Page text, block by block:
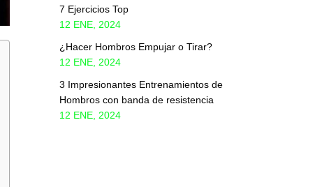
7 Ejercicios Top
12 ENE, 2024
¿Hacer Hombros Empujar o Tirar?
12 ENE, 2024
3 Impresionantes Entrenamientos de
Hombros con banda de resistencia
12 ENE, 2024